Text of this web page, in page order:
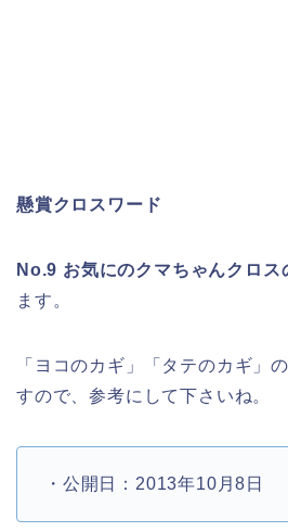
懸賞クロスワード
No.9 お気にのクマちゃんクロス
ます。
「ヨコのカギ」「タテのカギ」
すので、参考にして下さいね。
・公開日：2013年10月8日